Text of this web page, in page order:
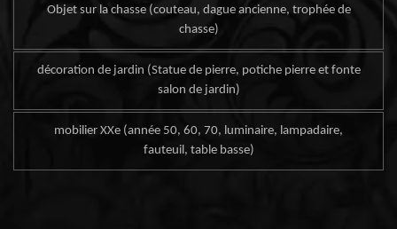
Objet sur la chasse (couteau, dague ancienne, trophée de
chasse)
décoration de jardin (Statue de pierre, potiche pierre et fonte
salon de jardin)
mobilier XXe (année 50, 60, 70, luminaire, lampadaire,
fauteuil, table basse)